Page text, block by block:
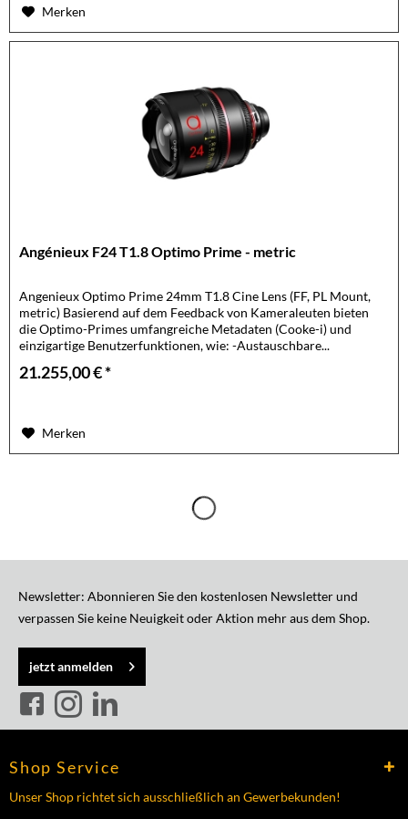
Merken
Angénieux F24 T1.8 Optimo Prime - metric
Angenieux Optimo Prime 24mm T1.8 Cine Lens (FF, PL Mount,
metric) Basierend auf dem Feedback von Kameraleuten bieten
die Optimo-Primes umfangreiche Metadaten (Cooke-i) und
einzigartige Benutzerfunktionen, wie: -Austauschbare...
21.255,00 € *
Merken
Newsletter: Abonnieren Sie den kostenlosen Newsletter und
verpassen Sie keine Neuigkeit oder Aktion mehr aus dem Shop.
jetzt anmelden
Shop Service
Unser Shop richtet sich ausschließlich an Gewerbekunden!